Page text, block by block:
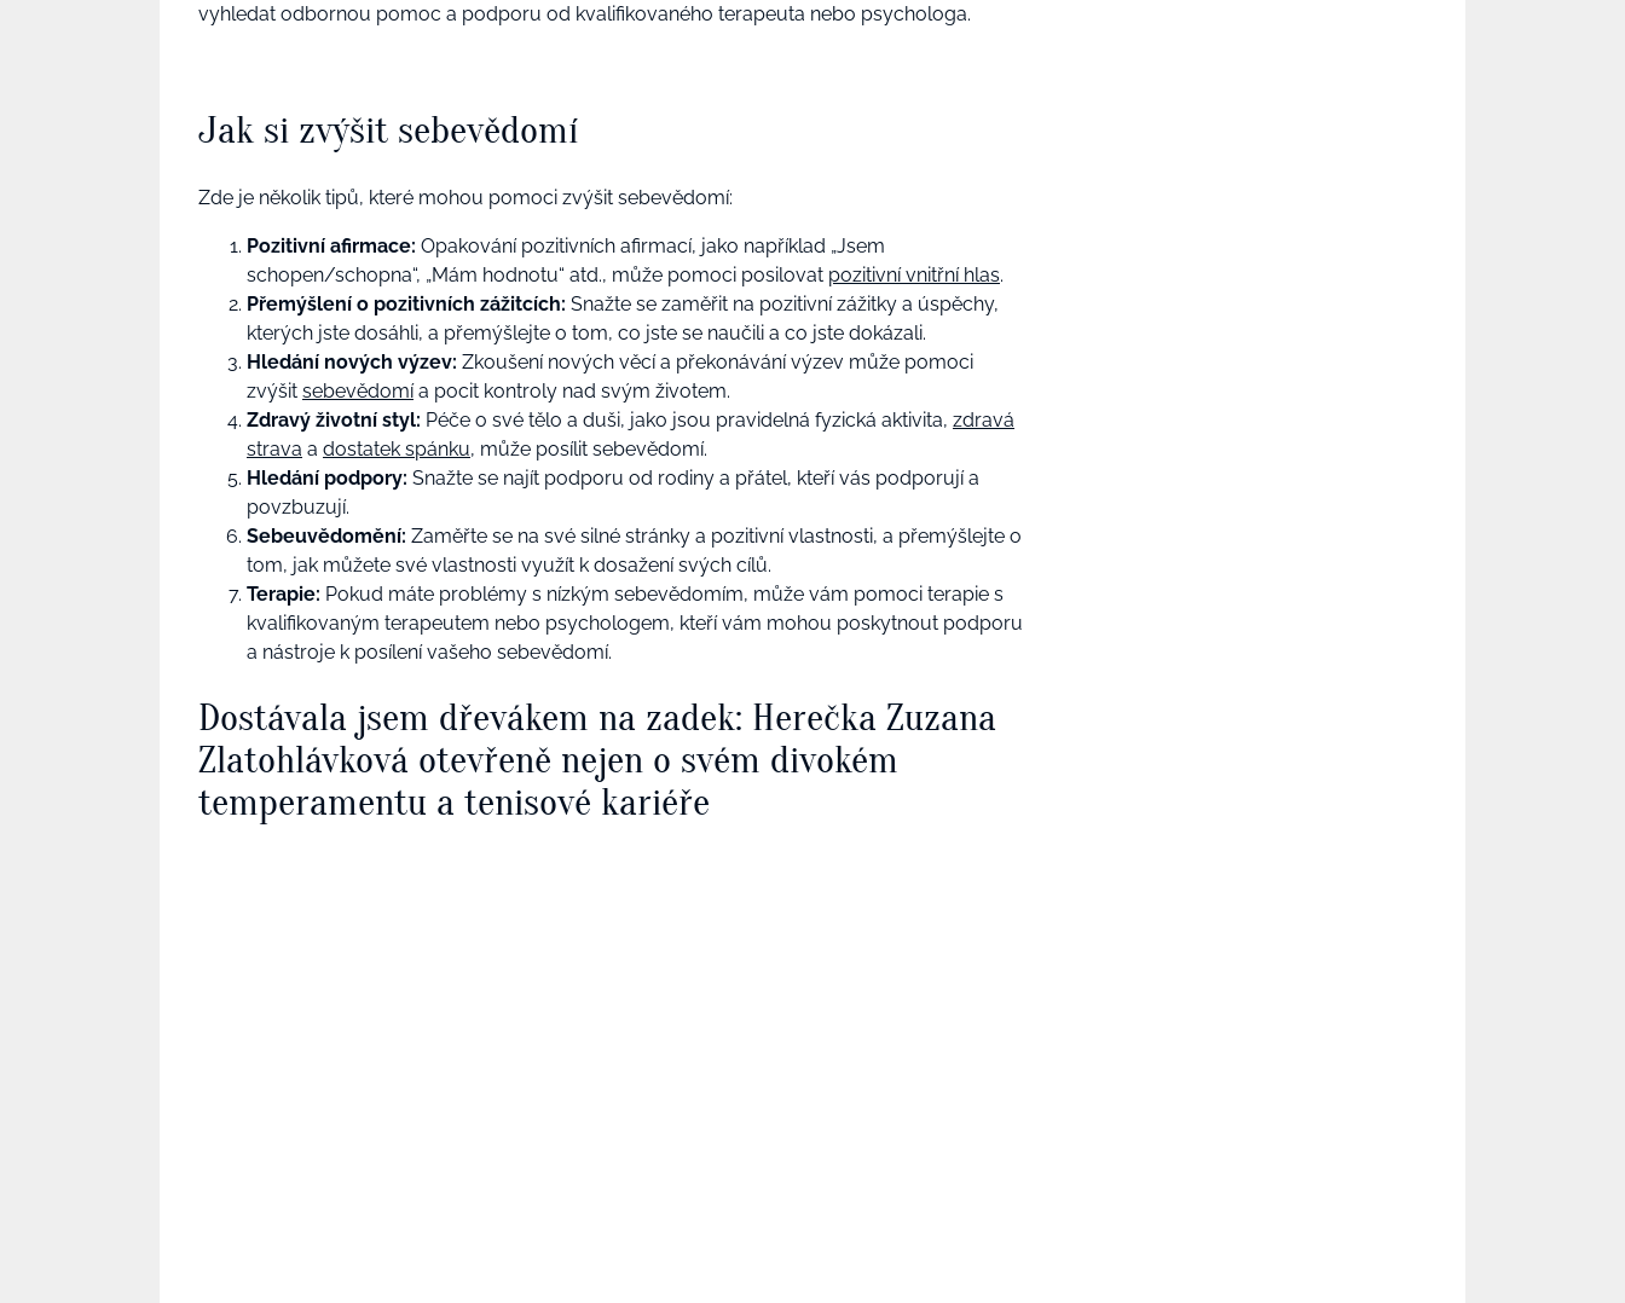
vyhledat odbornou pomoc a podporu od kvalifikovaného terapeuta nebo psychologa.
Jak si zvýšit sebevědomí
Zde je několik tipů, které mohou pomoci zvýšit sebevědomí:
Pozitivní afirmace: Opakování pozitivních afirmací, jako například „Jsem
schopen/schopna“, „Mám hodnotu“ atd., může pomoci posilovat pozitivní vnitřní hlas.
Přemýšlení o pozitivních zážitcích: Snažte se zaměřit na pozitivní zážitky a úspěchy,
kterých jste dosáhli, a přemýšlejte o tom, co jste se naučili a co jste dokázali.
Hledání nových výzev: Zkoušení nových věcí a překonávání výzev může pomoci
zvýšit sebevědomía pocit kontroly nad svým životem.
Zdravý životní styl: Péče o své tělo a duši, jako jsou pravidelná fyzická aktivita, zdravá
strava a dostatek spánku, může posílit sebevědomí.
Hledání podpory: Snažte se najít podporu od rodiny a přátel, kteří vás podporují a
povzbuzují.
Sebeuvědomění: Zaměřte se na své silné stránky a pozitivní vlastnosti, a přemýšlejte o
tom, jak můžete své vlastnosti využít k dosažení svých cílů.
Terapie: Pokud máte problémy s nízkým sebevědomím, může vám pomoci terapie s
kvalifikovaným terapeutem nebo psychologem, kteří vám mohou poskytnout podporu
a nástroje k posílení vašeho sebevědomí.
Dostávala jsem dřevákem na zadek: Herečka Zuzana
Zlatohlávková otevřeně nejen o svém divokém
temperamentu a tenisové kariéře